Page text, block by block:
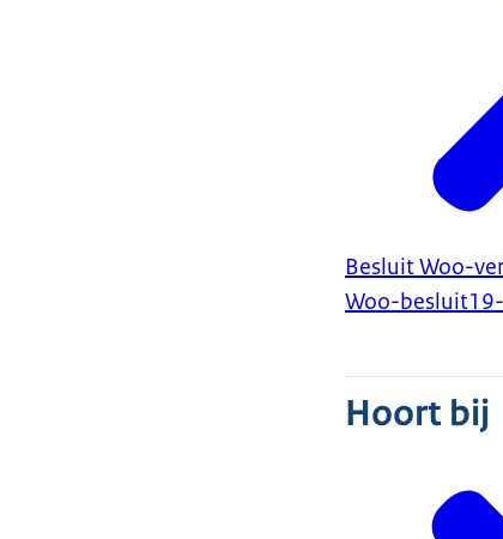
Besluit Woo-
Woo-besluit
Hoort bij